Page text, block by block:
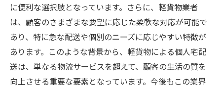
に便利な選択肢となっています。さらに、軽貨物業者
は、顧客のさまざまな要望に応じた柔軟な対応が可能で
あり、特に急な配送や個別のニーズに応じやすい特徴が
あります。このような背景から、軽貨物による個人宅配
送は、単なる物流サービスを超えて、顧客の生活の質を
向上させる重要な要素となっています。今後もこの業界